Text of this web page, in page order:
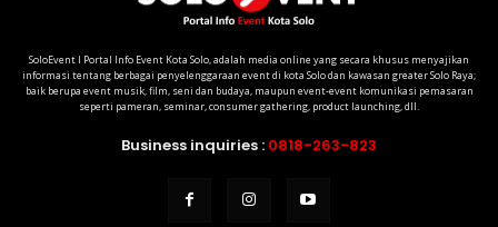
SoloEvent I Portal Info Event Kota Solo, adalah media online yang secara khusus menyajikan
informasi tentang berbagai penyelenggaraan event di kota Solo dan kawasan greater Solo Raya;
baik berupa event musik, film, seni dan budaya, maupun event-event komunikasi pemasaran
seperti pameran, seminar, consumer gathering, product launching, dll.
Business inquiries : 0818-263-823